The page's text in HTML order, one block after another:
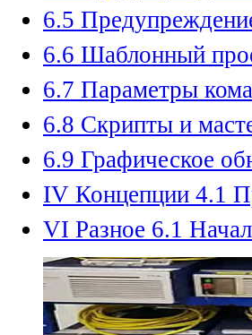
6.5
6.6 Шаблонный
6.7 Параметры
6.8 Скрипты и
6.9 Графическое
IV Концепции 4.1
VI Разное 6.1